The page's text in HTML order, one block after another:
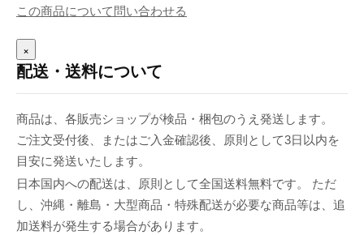
この商品について問い合わせる
×
配送・送料について
商品は、各販売ショップが検品・梱包のうえ発送します。
ご注文受付後、またはご入金確認後、原則として3日以内を
目安に発送いたします。
日本国内への配送は、原則として全国送料無料です。 ただ
し、沖縄・離島・大型商品・特殊配送が必要な商品等は、追
加送料が発生する場合があります。